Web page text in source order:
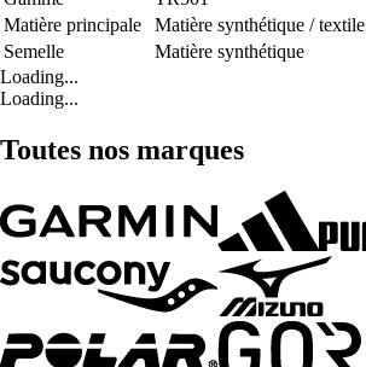
Matière principale
Matière synthétique / textile
Semelle
Matière synthétique
Loading...
Loading...
Toutes nos marques